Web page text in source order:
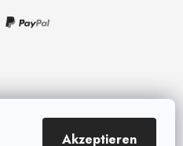
Akzeptieren